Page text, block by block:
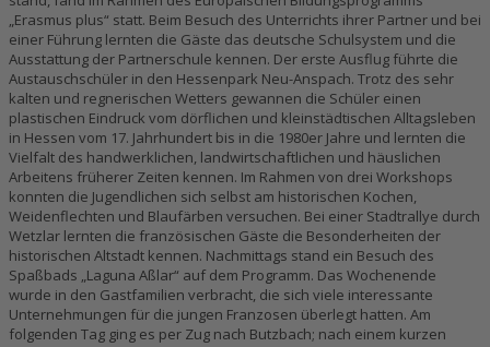
„Erasmus plus“ statt. Beim Besuch des Unterrichts ihrer Partner und bei
einer Führung lernten die Gäste das deutsche Schulsystem und die
Ausstattung der Partnerschule kennen. Der erste Ausflug führte die
Austauschschüler in den Hessenpark Neu-Anspach. Trotz des sehr
kalten und regnerischen Wetters gewannen die Schüler einen
plastischen Eindruck vom dörflichen und kleinstädtischen Alltagsleben
in Hessen vom 17. Jahrhundert bis in die 1980er Jahre und lernten die
Vielfalt des handwerklichen, landwirtschaftlichen und häuslichen
Arbeitens früherer Zeiten kennen. Im Rahmen von drei Workshops
konnten die Jugendlichen sich selbst am historischen Kochen,
Weidenflechten und Blaufärben versuchen. Bei einer Stadtrallye durch
Wetzlar lernten die französischen Gäste die Besonderheiten der
historischen Altstadt kennen. Nachmittags stand ein Besuch des
Spaßbads „Laguna Aßlar“ auf dem Programm. Das Wochenende
wurde in den Gastfamilien verbracht, die sich viele interessante
Unternehmungen für die jungen Franzosen überlegt hatten. Am
folgenden Tag ging es per Zug nach Butzbach; nach einem kurzen